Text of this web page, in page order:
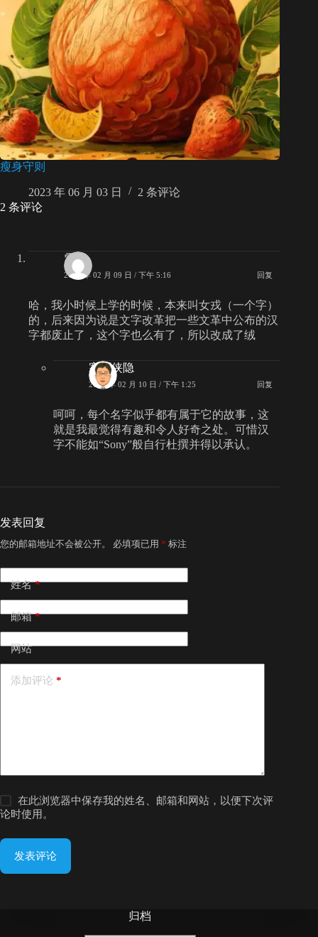
瘦身守则
2023 年 06 月 03 日
2 条评论
2 条评论
雪碧
2009 年 02 月 09 日 / 下午 5:16 回复
哈，我小时候上学的时候，本来叫女戎（一个字）
的，后来因为说是文字改革把一些文革中公布的汉
字都废止了，这个字也么有了，所以改成了绒
寒潭侠隐
2009 年 02 月 10 日 / 下午 1:25 回复
呵呵，每个名字似乎都有属于它的故事，这
就是我最觉得有趣和令人好奇之处。可惜汉
字不能如“Sony”般自行杜撰并得以承认。
发表回复
您的邮箱地址不会被公开。 必填项已用 * 标注
姓名*
邮箱*
网站
添加评论 *
在此浏览器中保存我的姓名、邮箱和网站，以便下次评
论时使用。
发表评论
归档